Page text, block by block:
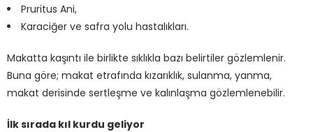
Pruritus Ani,
Karaciğer ve safra yolu hastalıkları.
Makatta kaşıntı ile birlikte sıklıkla bazı belirtiler gözlemlenir.
Buna göre; makat etrafında kızarıklık, sulanma, yanma,
makat derisinde sertleşme ve kalınlaşma gözlemlenebilir.
İlk sırada kıl kurdu geliyor